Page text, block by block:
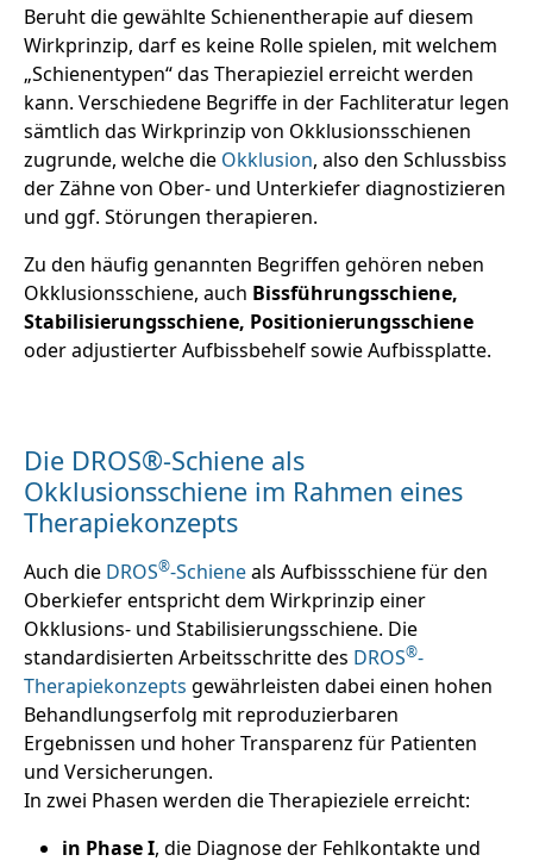
Beruht die gewählte Schienentherapie auf diesem
Wirkprinzip, darf es keine Rolle spielen, mit welchem
„Schienentypen“ das Therapieziel erreicht werden
kann. Verschiedene Begriffe in der Fachliteratur legen
sämtlich das Wirkprinzip von Okklusionsschienen
zugrunde, welche die Okklusion, also den Schlussbiss
der Zähne von Ober- und Unterkiefer diagnostizieren
und ggf. Störungen therapieren.
Zu den häufig genannten Begriffen gehören neben
Okklusionsschiene, auch Bissführungsschiene,
Stabilisierungsschiene, Positionierungsschiene
oder adjustierter Aufbissbehelf sowie Aufbissplatte.
Die DROS®-Schiene als
Okklusionsschiene im Rahmen eines
Therapiekonzepts
Auch die DROS®-Schieneals Aufbissschiene für den
Oberkiefer entspricht dem Wirkprinzip einer
Okklusions- und Stabilisierungsschiene. Die
standardisierten Arbeitsschritte des DROS®-
Therapiekonzepts gewährleisten dabei einen hohen
Behandlungserfolg mit reproduzierbaren
Ergebnissen und hoher Transparenz für Patienten
und Versicherungen.
In zwei Phasen werden die Therapieziele erreicht:
in Phase I, die Diagnose der Fehlkontakte und